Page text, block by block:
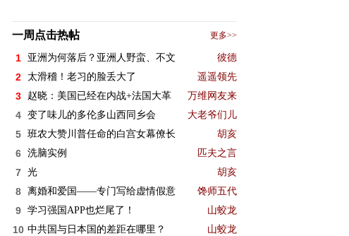
一周点击热帖 更多>>
1 亚洲为何落后？亚洲人野蛮、不文 彼德
2 太滑稽！老习的脸丢大了 遥遥领先
3 赵晓：美国已经在内战+法国大革 万维网友来
4 变了味儿的多伦多山西同乡会 大老爷们儿
5 班农大赞川普任命的白宫女幕僚长 胡亥
6 洗脑实例 匹夫之言
7 光 胡亥
8 离婚和爱国——专门写给虚情假意 馋师五代
9 学习强国APP也烂尾了！ 山蛟龙
10 中共国与日本国的差距在哪里？ 山蛟龙